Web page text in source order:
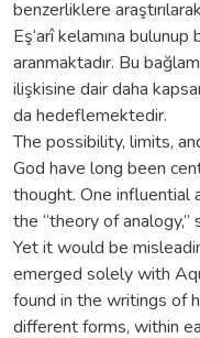
benzerliklere
Eş‘arî kelamına bulunup
aranmaktadır. Bu
ilişkisine dair daha
da hedeflemektedir.
The possibility, limits,
God have long been
thought. One influential
the “theory of
Yet it would be
emerged solely with
found in the writings of
different forms, within